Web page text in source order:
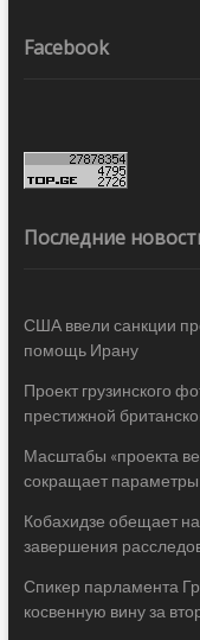
Facebook
Последние
США ввели санкции
помощь Ирану
Проект грузинского
престижной
Масштабы «проекта
сокращает
Кобахидзе обещает
завершения
Спикер парламента
косвенную вину за